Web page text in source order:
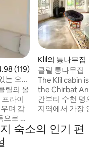
4.98점(5점 만점), 후기 119
(119)
는 오두
릴의 올
라이
며 감
으로 이
쳐져 있
식을 취
)이 있
Klil의 통나무집
클릴 통나무집
The Klil cabin is
the Chirbat Antique
간부터 수천 명의
지역에서 가장 인
골 체험을 원하는
게 적합합니다. 냉
숙소의 인기 편